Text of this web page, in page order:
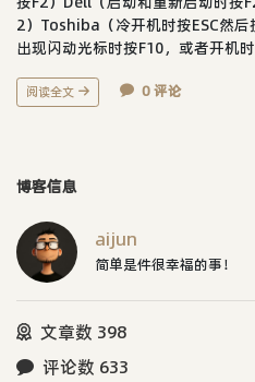
2）Toshiba（冷开机时按ESC然
出现闪动光标时按F10，或者开机
阅读全文 0 评论
博客信息
aijun
简单是件很幸福的事！
文章数 398
评论数 633